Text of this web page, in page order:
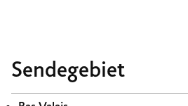
Sendegebiet